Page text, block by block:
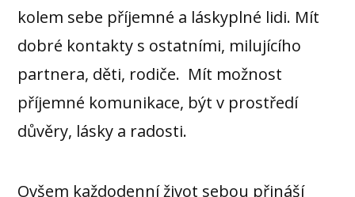
kolem sebe příjemné a láskyplné lidi. Mít
dobré kontakty s ostatními, milujícího
partnera, děti, rodiče. Mít možnost
příjemné komunikace, být v prostředí
důvěry, lásky a radosti.
Ovšem každodenní život sebou přináší